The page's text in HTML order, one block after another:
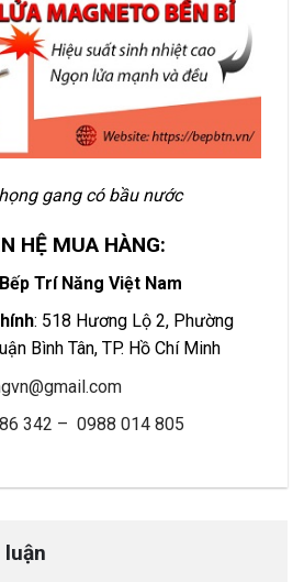
gang có bầu nước
HỆ MUA HÀNG:
Trí Năng Việt Nam
: 518 Hương Lộ 2, Phường
Bình Tân, TP. Hồ Chí Minh
342 – 0988 014 805